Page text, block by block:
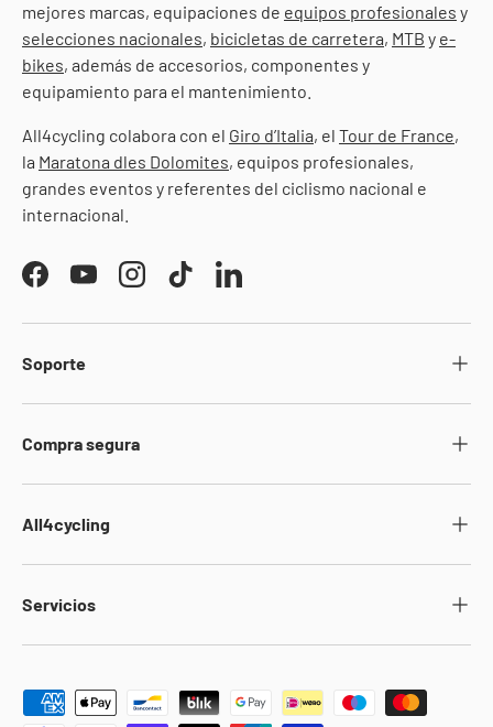
mejores marcas, equipaciones de equipos profesionales y
selecciones nacionales, bicicletas de carretera, MTB y e-
bikes, además de accesorios, componentes y
equipamiento para el mantenimiento.
All4cycling colabora con el Giro d’Italia, el Tour de France,
la Maratona dles Dolomites, equipos profesionales,
grandes eventos y referentes del ciclismo nacional e
internacional.
FacebookYouTubeInstagramTikTokLinkedIn
Soporte
Compra segura
All4cycling
Servicios
Formas de pago aceptadas